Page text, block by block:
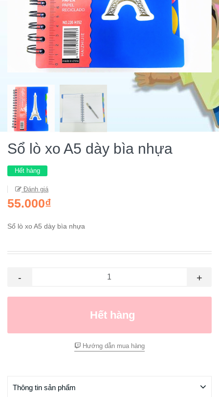
Sổ lò xo A5 dày bìa nhựa
Hết hàng
Đánh giá
55.000₫
Sổ lò xo A5 dày bìa nhựa
- +
Hết hàng
Hướng dẫn mua hàng
Thông tin sản phẩm